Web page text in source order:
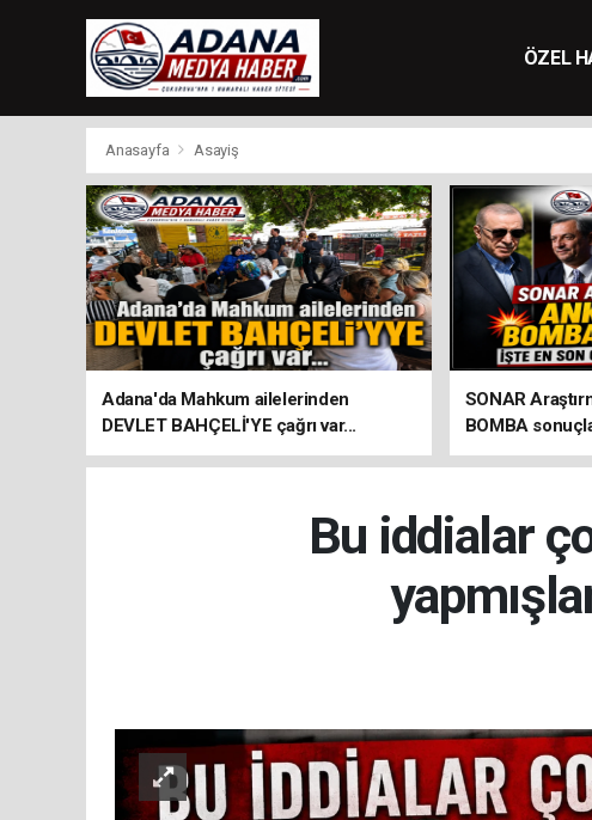
ÖZEL
Anasayfa Asayiş
Adana'da Mahkum ailelerinden
DEVLET BAHÇELİ'YE çağrı var...
SONAR
BOMBA
seçim anketi!
Bu iddialar